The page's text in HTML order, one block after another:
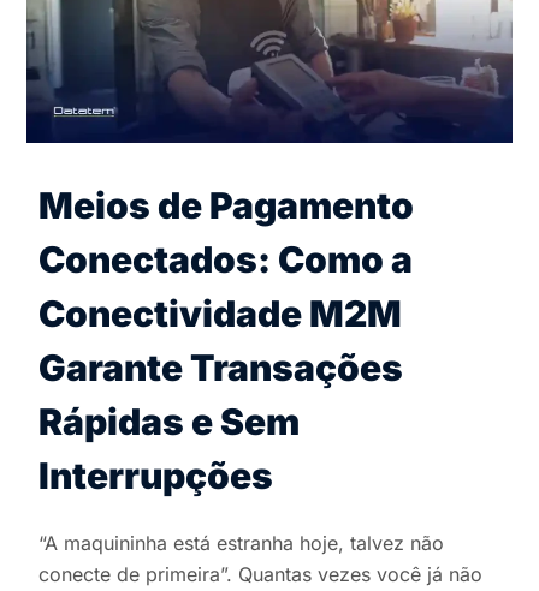
Meios de Pagamento
Conectados: Como a
Conectividade M2M
Garante Transações
Rápidas e Sem
Interrupções
“A maquininha está estranha hoje, talvez não
conecte de primeira”. Quantas vezes você já não